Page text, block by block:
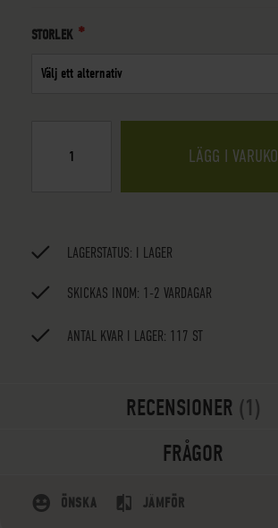
STORLEK
LÄGG I
LAGERSTATUS: I LAGER
SKICKAS INOM: 1-2 VARDAGAR
ANTAL KVAR I LAGER: 117 ST
RECENSIONER 1
FRÅGOR
ÖNSKA JÄMFÖR